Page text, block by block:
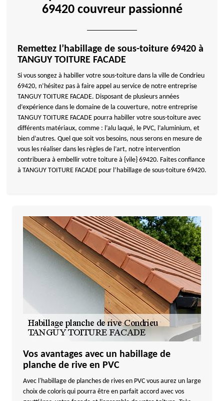
69420 couvreur passionné
Remettez l’habillage de sous-toiture 69420 à
TANGUY TOITURE FACADE
Si vous songez à habiller votre sous-toiture dans la ville de Condrieu
69420, n’hésitez pas à faire appel au service de notre entreprise
TANGUY TOITURE FACADE. Disposant de plusieurs années
d’expérience dans le domaine de la couverture, notre entreprise
TANGUY TOITURE FACADE pourra habiller votre sous-toiture avec
différents matériaux, comme : l’alu laqué, le PVC, l’aluminium, et
bien d’autres. Quel que soit vos besoins, nous serons en mesure de
vous les réaliser dans les règles de l’art, notre intervention
contribuera à embellir votre toiture à {vile} 69420. Faites confiance
à TANGUY TOITURE FACADE pour l’habillage de sous-toiture 69420.
Vos avantages avec un habillage de
planche de rive en PVC
Avec l'habillage de planches de rives en PVC vous aurez un large
choix de coloris qui pourra être en parfait accord avec vos